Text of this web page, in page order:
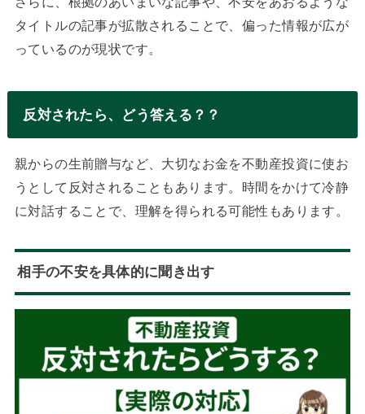
タイトルの記事が拡散されることで、偏った情報が広が
っているのが現状です。
反対されたら、どう答える？？
親からの生前贈与など、大切なお金を不動産投資に使お
うとして反対されることもあります。時間をかけて冷静
に対話することで、理解を得られる可能性もあります。
相手の不安を具体的に聞き出す